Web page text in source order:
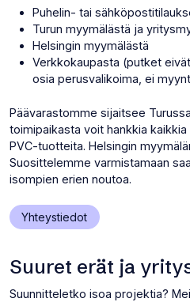
Puhelin- tai
Turun myymälästä ja
Helsingin myymälästä
Verkkokaupasta (putket
osia perusvalikoima, ei
Päävarastomme sijaitsee
toimipaikasta voit hankkia
PVC-tuotteita. Helsingin
Suosittelemme varmistamaan
isompien erien noutoa.
Yhteystiedot(Avaa
uuden
Suuret erät ja
Suunnitteletko isoa projektia?